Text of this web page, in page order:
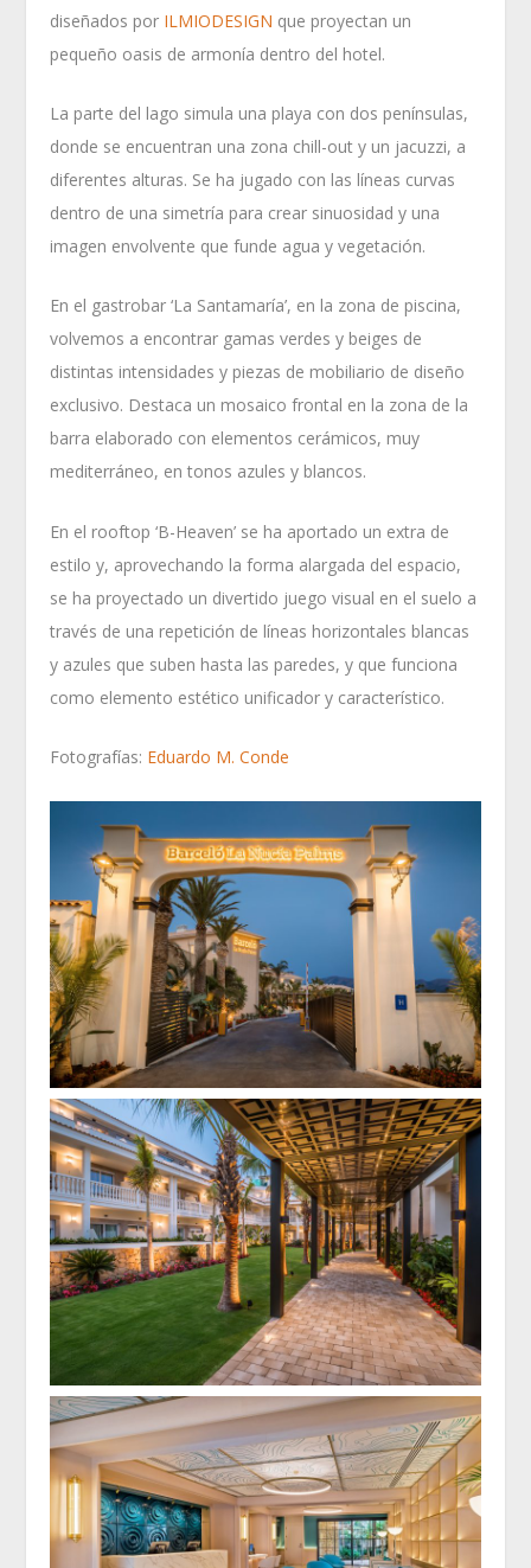
diseñados por ILMIODESIGN que proyectan un
pequeño oasis de armonía dentro del hotel.
La parte del lago simula una playa con dos penínsulas,
donde se encuentran una zona chill-out y un jacuzzi, a
diferentes alturas. Se ha jugado con las líneas curvas
dentro de una simetría para crear sinuosidad y una
imagen envolvente que funde agua y vegetación.
En el gastrobar ‘La Santamaría’, en la zona de piscina,
volvemos a encontrar gamas verdes y beiges de
distintas intensidades y piezas de mobiliario de diseño
exclusivo. Destaca un mosaico frontal en la zona de la
barra elaborado con elementos cerámicos, muy
mediterráneo, en tonos azules y blancos.
En el rooftop ‘B-Heaven’ se ha aportado un extra de
estilo y, aprovechando la forma alargada del espacio,
se ha proyectado un divertido juego visual en el suelo a
través de una repetición de líneas horizontales blancas
y azules que suben hasta las paredes, y que funciona
como elemento estético unificador y característico.
Fotografías: Eduardo M. Conde